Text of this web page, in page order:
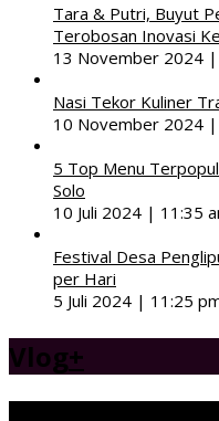
Tara & Putri, Buyut
Terobosan Inovasi
13 November 2024
Nasi Tekor Kuliner
10 November 2024
5 Top Menu
Solo
10 Juli 2024 | 11:35
Festival Desa
per Hari
5 Juli 2024 | 11:25
Vlog+